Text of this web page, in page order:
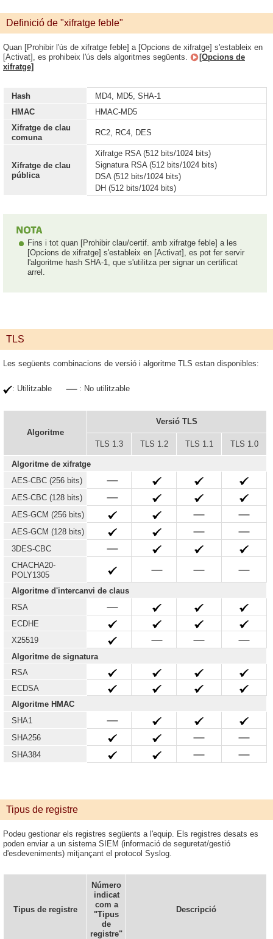
Definició de "xifratge feble"
Quan [Prohibir l'ús de xifratge feble] a [Opcions de xifratge] s'estableix en
[Activat], es prohibeix l'ús dels algoritmes següents.
[Opcions de
xifratge]
Hash
MD4, MD5, SHA-1
HMAC
HMAC-MD5
Xifratge de clau
comuna
RC2, RC4, DES
Xifratge de clau
pública
Xifratge RSA (512 bits/1024 bits)
Signatura RSA (512 bits/1024 bits)
DSA (512 bits/1024 bits)
DH (512 bits/1024 bits)
Fins i tot quan [Prohibir clau/certif. amb xifratge feble] a les
[Opcions de xifratge] s'estableix en [Activat], es pot fer servir
l'algoritme hash SHA-1, que s'utilitza per signar un certificat
arrel.
TLS
Les següents combinacions de versió i algoritme TLS estan disponibles:
: Utilitzable : No utilitzable
Algoritme
Versió TLS
TLS 1.3 TLS 1.2 TLS 1.1 TLS 1.0
Algoritme de xifratge
AES-CBC (256 bits)
AES-CBC (128 bits)
AES-GCM (256 bits)
AES-GCM (128 bits)
3DES-CBC
CHACHA20-
POLY1305
Algoritme d'intercanvi de claus
RSA
ECDHE
X25519
Algoritme de signatura
RSA
ECDSA
Algoritme HMAC
SHA1
SHA256
SHA384
Tipus de registre
Podeu gestionar els registres següents a l'equip. Els registres desats es
poden enviar a un sistema SIEM (informació de seguretat/gestió
d'esdeveniments) mitjançant el protocol Syslog.
Tipus de registre
Número
indicat
com a
"Tipus
de
registre"
Descripció